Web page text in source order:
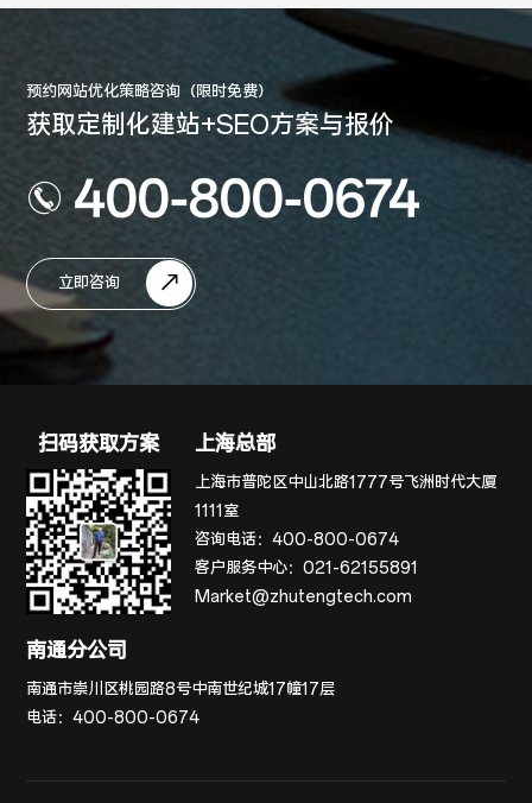
预约网站优化策略咨询（限时免费）
获取定制化建站+SEO方案与报价
400-800-0674
立即咨询
扫码获取方案 上海总部
上海市普陀区中山北路1777号飞洲时代大厦
1111室
咨询电话：400-800-0674
客户服务中心：021-62155891
Market@zhutengtech.com
南通分公司
南通市崇川区桃园路8号中南世纪城17幢17层
电话：400-800-0674